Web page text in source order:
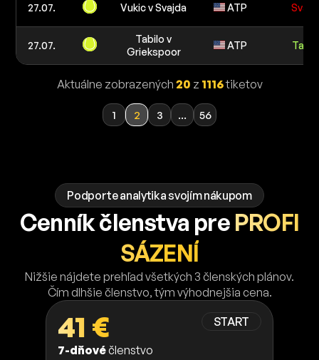
27.07. Vukic v Svajda ATP
27.07.
Tabilo v
Griekspoor
ATP
Aktuálne zobrazených 20 z 1116tiketov
1 2 3 ... 56
Podporte analytika svojím nákupom
Cenník členstva pre PROFI
SÁZENÍ
Nižšie nájdete prehľad všetkých 3 členských plánov.
Čím dlhšie členstvo, tým výhodnejšia cena.
START
41 €
7-dňovéčlenstvo